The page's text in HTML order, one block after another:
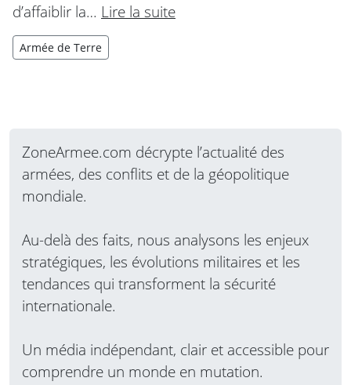
d’affaiblir la… Lire la suite
Armée de Terre
ZoneArmee.com décrypte l’actualité des
armées, des conflits et de la géopolitique
mondiale.
Au-delà des faits, nous analysons les enjeux
stratégiques, les évolutions militaires et les
tendances qui transforment la sécurité
internationale.
Un média indépendant, clair et accessible pour
comprendre un monde en mutation.